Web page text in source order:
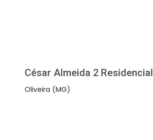
César Almeida 2 Residencial
Oliveira (MG)